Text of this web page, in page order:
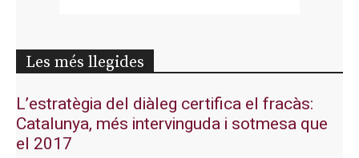
Les més llegides
L’estratègia del diàleg certifica el fracàs:
Catalunya, més intervinguda i sotmesa que
el 2017